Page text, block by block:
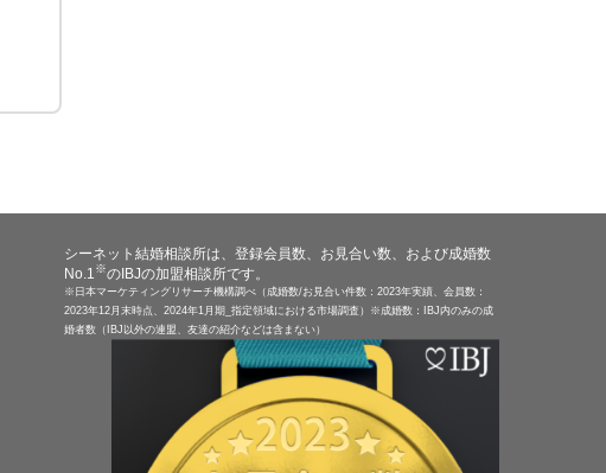
シーネット結婚相談所は、登録会員数、お見合い数、および成婚数
No.1※のIBJの加盟相談所です。
※日本マーケティングリサーチ機構調べ（成婚数/お見合い件数：2023年実績、会員数：
2023年12月末時点、2024年1月期_指定領域における市場調査）※成婚数：IBJ内のみの成
婚者数（IBJ以外の連盟、友達の紹介などは含まない）